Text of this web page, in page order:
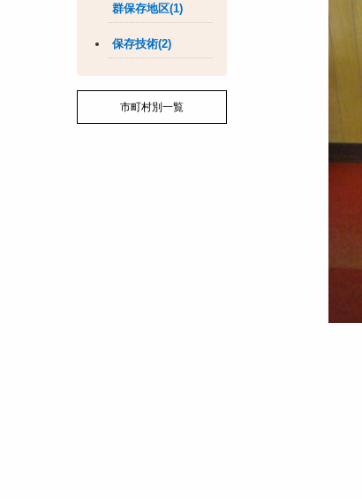
群保存地区(1)
保存技術(2)
市町村別一覧